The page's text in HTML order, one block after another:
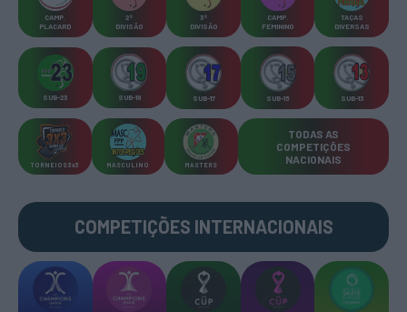
CAMP
PLACARD
2ª
DIVISÃO
3ª
DIVISÃO
CAMP
FEMININO
TAÇAS
DIVERSAS
SUB-23 SUB-19 SUB-17 SUB-15 SUB-13
TORNEIOS 3x3 MASCULINO MASTERS
TODAS AS
COMPETIÇÕES
NACIONAIS
COMPETIÇÕES INTERNACIONAIS